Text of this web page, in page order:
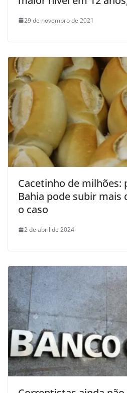
29 de novembro de 2021
Cacetinho de milhões:
Bahia pode subir mais
o caso
2 de abril de 2024